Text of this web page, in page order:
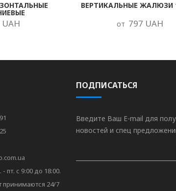
ВЕРТИКАЛЬНЫЕ ЖАЛЮЗИ
от 797 UAH
пт. с 9:00 до 18:00.
принимаются 24/7
ПОДПИСАТЬСЯ
Введите Ваш E-mail для
новостей и спец